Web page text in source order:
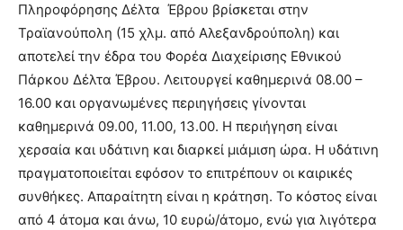
Πληροφόρησης Δέλτα Έβρου βρίσκεται στην
Τραϊανούπολη (15 χλμ. από Αλεξανδρούπολη) και
αποτελεί την έδρα του Φορέα Διαχείρισης Εθνικού
Πάρκου Δέλτα Έβρου. Λειτουργεί καθημερινά 08.00 –
16.00 και οργανωμένες περιηγήσεις γίνονται
καθημερινά 09.00, 11.00, 13.00. Η περιήγηση είναι
χερσαία και υδάτινη και διαρκεί μιάμιση ώρα. Η υδάτινη
πραγματοποιείται εφόσον το επιτρέπουν οι καιρικές
συνθήκες. Απαραίτητη είναι η κράτηση. Το κόστος είναι
από 4 άτομα και άνω, 10 ευρώ/άτομο, ενώ για λιγότερα